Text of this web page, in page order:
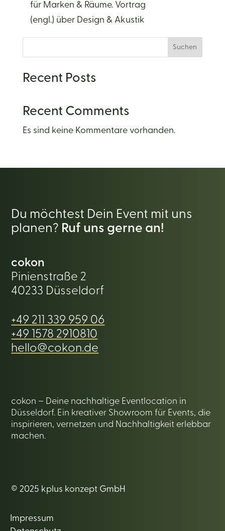
für Marken & Räume. Vortrag
(engl.) über Design & Akustik
Suchen
Recent Posts
Recent Comments
Es sind keine Kommentare vorhanden.
Du möchtest Dein Event mit uns
planen? Ruf uns gerne an!
cokon
Pinienstraße 2
40233 Düsseldorf
+49 211 339 959 06
+49 1578 2910810
hello@cokon.de
cokon – Deine nachhaltige Eventlocation in
Düsseldorf. Ein kreativer Showroom für Events, die
inspirieren, vernetzen und Nachhaltigkeit erlebbar
machen.
© 2025 kplus konzept GmbH
Impressum